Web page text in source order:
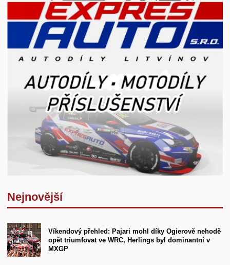
Nejnovější
Víkendový přehled: Pajari mohl díky Ogierově nehodě
opět triumfovat ve WRC, Herlings byl dominantní v
MXGP